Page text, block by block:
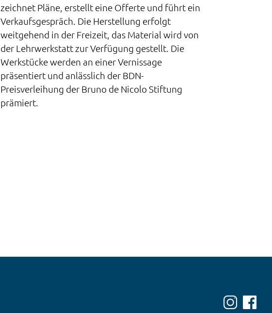
zeichnet Pläne, erstellt eine Offerte und führt ein
Verkaufsgespräch. Die Herstellung erfolgt
weitgehend in der Freizeit, das Material wird von
der Lehrwerkstatt zur Verfügung gestellt. Die
Werkstücke werden an einer Vernissage
präsentiert und anlässlich der BDN-
Preisverleihung der Bruno de Nicolo Stiftung
prämiert.